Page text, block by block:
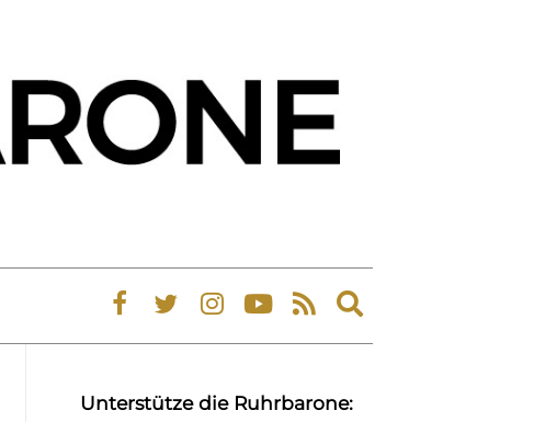
Expand
search
Unterstütze die Ruhrbarone: